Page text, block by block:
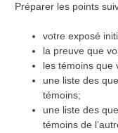
Préparer les points
votre exposé
la preuve que
les témoins que
une liste des
témoins;
une liste des
témoins de